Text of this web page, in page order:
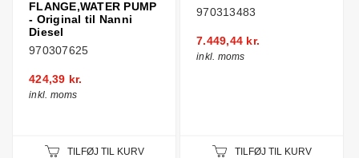
FLANGE,WATER PUMP
- Original til Nanni
Diesel
970307625
424,39 kr.
inkl. moms
TILFØJ TIL KURV
970313483
7.449,44 kr.
inkl. moms
TILFØJ TIL KURV